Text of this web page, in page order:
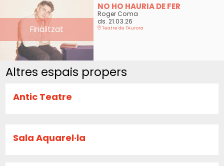
Finalitzat
NO HO HAURIA DE FER
Roger Coma
ds. 21.03.26
Teatre de l'Aurora
Altres espais propers
Antic Teatre
Sala Aquarel·la